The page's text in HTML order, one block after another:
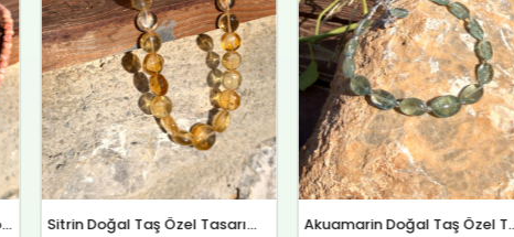
Akuamarin Doğal Taş Özel Tasarım Gümüş Bileklik Opal Doğal Taş Özel Tasarım Gümüş Bileklik